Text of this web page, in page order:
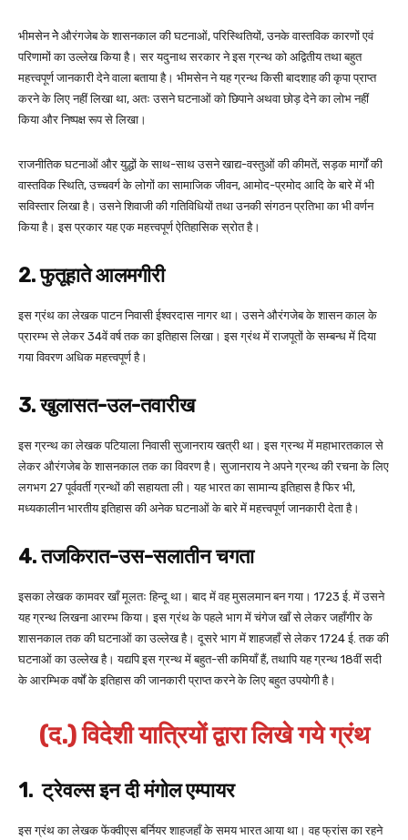
भीमसेन नेे औरंगजेब के शासनकाल की घटनाओं, परिस्थितियों, उनके वास्तविक कारणों एवं
परिणामों का उल्लेख किया है। सर यदुनाथ सरकार ने इस ग्रन्थ को अद्वितीय तथा बहुत
महत्त्वपूर्ण जानकारी देने वाला बताया है। भीमसेन ने यह ग्रन्थ किसी बादशाह की कृपा प्राप्त
करने के लिए नहीं लिखा था, अतः उसने घटनाओं को छिपाने अथवा छोड़ देने का लोभ नहीं
किया और निष्पक्ष रूप से लिखा।
राजनीतिक घटनाओं और युद्धों के साथ-साथ उसने खाद्य-वस्तुओं की कीमतें, सड़क मार्गों की
वास्तविक स्थिति, उच्चवर्ग के लोगों का सामाजिक जीवन, आमोद-प्रमोद आदि के बारे में भी
सविस्तार लिखा है। उसने शिवाजी की गतिविधियों तथा उनकी संगठन प्रतिभा का भी वर्णन
किया है। इस प्रकार यह एक महत्त्वपूर्ण ऐतिहासिक स्रोत है।
2. फुतूहाते आलमगीरी
इस ग्रंथ का लेखक पाटन निवासी ईश्वरदास नागर था। उसने औरंगजेब के शासन काल के
प्रारम्भ से लेकर 34वें वर्ष तक का इतिहास लिखा। इस ग्रंथ में राजपूतों के सम्बन्ध में दिया
गया विवरण अधिक महत्त्वपूर्ण है।
3. खुलासत-उल-तवारीख
इस ग्रन्थ का लेखक पटियाला निवासी सुजानराय खत्री था। इस ग्रन्थ में महाभारतकाल से
लेकर औरंगजेब के शासनकाल तक का विवरण है। सुजानराय ने अपने ग्रन्थ की रचना के लिए
लगभग 27 पूर्ववर्ती ग्रन्थों की सहायता ली। यह भारत का सामान्य इतिहास है फिर भी,
मध्यकालीन भारतीय इतिहास की अनेक घटनाओं के बारे में महत्त्वपूर्ण जानकारी देता है।
4. तजकिरात-उस-सलातीन चगता
इसका लेखक कामवर खाँ मूलतः हिन्दू था। बाद में वह मुसलमान बन गया। 1723 ई. में उसने
यह ग्रन्थ लिखना आरम्भ किया। इस ग्रंथ के पहले भाग में चंगेज खाँ से लेकर जहाँगीर के
शासनकाल तक की घटनाओं का उल्लेख है। दूसरे भाग में शाहजहाँ से लेकर 1724 ई. तक की
घटनाओं का उल्लेख है। यद्यपि इस ग्रन्थ में बहुत-सी कमियाँ हैं, तथापि यह ग्रन्थ 18वीं सदी
के आरम्भिक वर्षों के इतिहास की जानकारी प्राप्त करने के लिए बहुत उपयोगी है।
(द.) विदेशी यात्रियों द्वारा लिखे गये ग्रंथ
1. ट्रेवल्स इन दी मंगोल एम्पायर
इस ग्रंथ का लेखक फेंक्वीएस बर्नियर शाहजहाँ के समय भारत आया था। वह फ्रांस का रहने